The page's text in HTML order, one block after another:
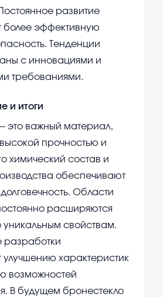
развитие
более эффективную
Тенденции
с инновациями и
требованиями.
и итоги
это важный материал,
прочностью и
химический состав и
обеспечивают
Области
расширяются
уникальным свойствам.
улучшению характеристик
возможностей
В будущем бронестекло